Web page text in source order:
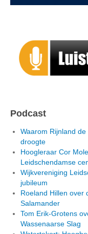
Podcast
Waarom Rijnland
droogte
Hoogleraar Cor
Leidschendamse
Wijkvereniging
jubileum
Roeland Hillen over
Salamander
Tom Erik-Grotens
Wassenaarse Slag